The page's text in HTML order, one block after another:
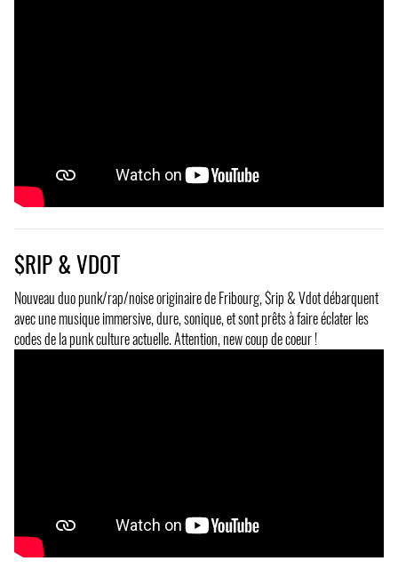
$RIP & VDOT
Nouveau duo punk/rap/noise originaire de Fribourg, $rip & Vdot débarquent
avec une musique immersive, dure, sonique, et sont prêts à faire éclater les
codes de la punk culture actuelle. Attention, new coup de coeur !